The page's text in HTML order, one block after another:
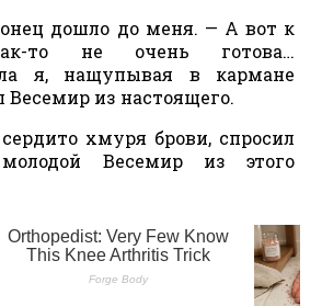
дошло до меня. — А вот к
то не очень готова…
я, нащупывая в кармане
Весемир из настоящего.
хмуря брови, спросил
Весемир из этого